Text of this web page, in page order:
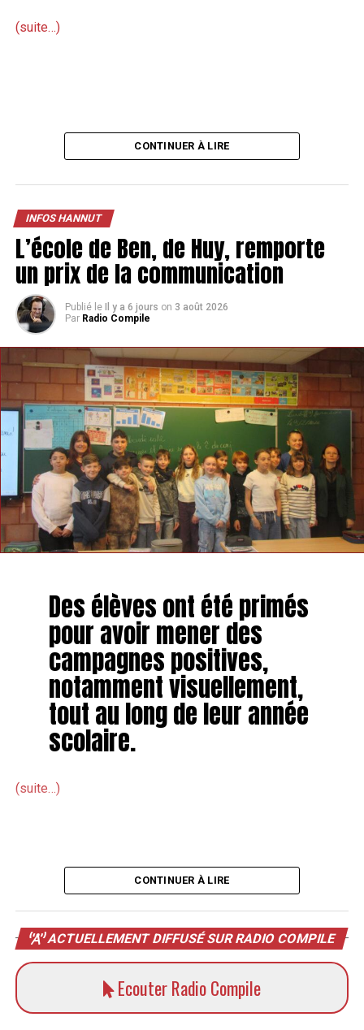
(suite…)
CONTINUER À LIRE
INFOS HANNUT
L’école de Ben, de Huy, remporte
un prix de la communication
Publié le Il y a 6 jours on 3 août 2026
Par Radio Compile
Des élèves ont été primés
pour avoir mener des
campagnes positives,
notamment visuellement,
tout au long de leur année
scolaire.
(suite…)
CONTINUER À LIRE
ACTUELLEMENT DIFFUSÉ SUR RADIO COMPILE
Ecouter Radio Compile